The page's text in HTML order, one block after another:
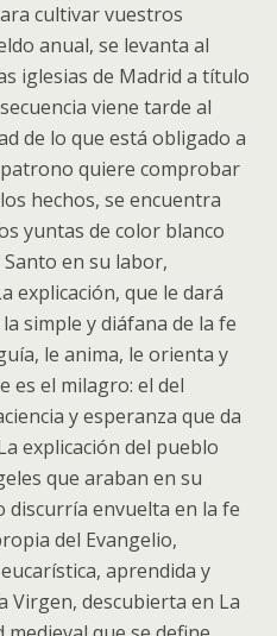
cultivar vuestros
anual, se levanta al
iglesias de Madrid a título
viene tarde al
de lo que está obligado a
patrono quiere comprobar
hechos, se encuentra
yuntas de color blanco
en su labor,
explicación, que le dará
simple y diáfana de la fe
le anima, le orienta y
es el milagro: el del
y esperanza que da
explicación del pueblo
que araban en su
discurría envuelta en la fe
del Evangelio,
aprendida y
Virgen, descubierta en La